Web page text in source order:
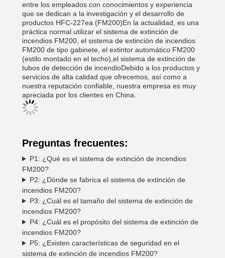
entre los empleados con conocimientos y experiencia
que se dedican a la investigación y el desarrollo de
productos HFC-227ea (FM200)En la actualidad, es una
práctica normal utilizar el sistema de extinción de
incendios FM200, el sistema de extinción de incendios
FM200 de tipo gabinete, el extintor automático FM200
(estilo montado en el techo),el sistema de extinción de
tubos de detección de incendioDebido a los productos y
servicios de alta calidad que ofrecemos, así como a
nuestra reputación confiable, nuestra empresa es muy
apreciada por los clientes en China.
Preguntas frecuentes:
P1: ¿Qué es el sistema de extinción de incendios
FM200?
P2: ¿Dónde se fabrica el sistema de extinción de
incendios FM200?
P3: ¿Cuál es el tamaño del sistema de extinción de
incendios FM200?
P4: ¿Cuál es el propósito del sistema de extinción de
incendios FM200?
P5: ¿Existen características de seguridad en el
sistema de extinción de incendios FM200?